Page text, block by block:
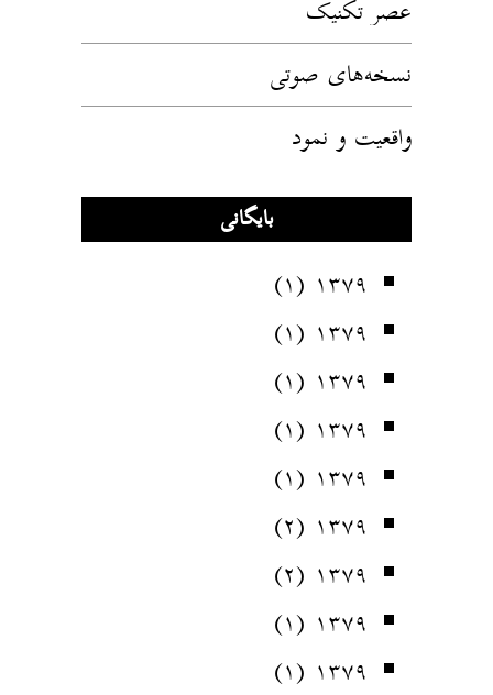
عصر تکنیک
نسخه‌های صوتی
واقعیت و نمود
بایگانی
۱۳۷۹ (۱)
۱۳۷۹ (۱)
۱۳۷۹ (۱)
۱۳۷۹ (۱)
۱۳۷۹ (۱)
۱۳۷۹ (۲)
۱۳۷۹ (۲)
۱۳۷۹ (۱)
۱۳۷۹ (۱)